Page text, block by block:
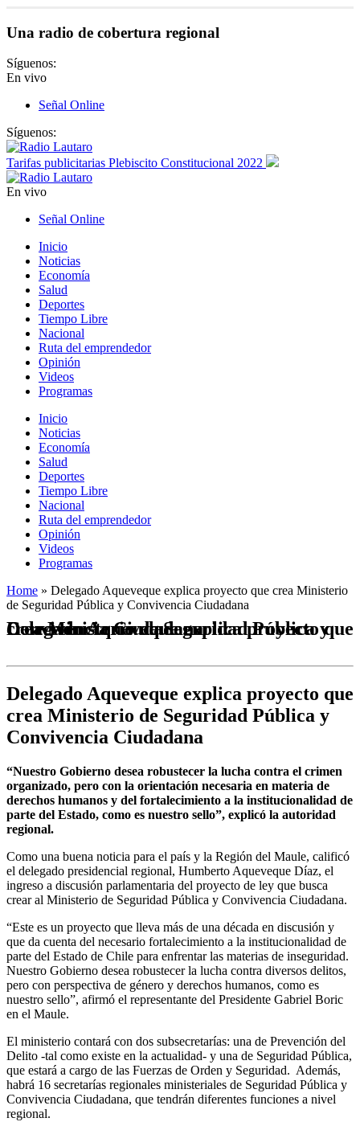
Una radio de cobertura regional
Síguenos:
En vivo
Señal Online
Síguenos:
Tarifas publicitarias Plebiscito Constitucional 2022
En vivo
Señal Online
Inicio
Noticias
Economía
Salud
Deportes
Tiempo Libre
Nacional
Ruta del emprendedor
Opinión
Videos
Programas
Inicio
Noticias
Economía
Salud
Deportes
Tiempo Libre
Nacional
Ruta del emprendedor
Opinión
Videos
Programas
Home » Delegado Aqueveque explica proyecto que crea Ministerio
de Seguridad Pública y Convivencia Ciudadana
Delegado Aqueveque explica proyecto que crea Ministerio de Seguridad Pública y Convivencia Ciudadana
Delegado Aqueveque explica proyecto que
crea Ministerio de Seguridad Pública y
Convivencia Ciudadana
“Nuestro Gobierno desea robustecer la lucha contra el crimen
organizado, pero con la orientación necesaria en materia de
derechos humanos y del fortalecimiento a la institucionalidad de
parte del Estado, como es nuestro sello”, explicó la autoridad
regional.
Como una buena noticia para el país y la Región del Maule, calificó
el delegado presidencial regional, Humberto Aqueveque Díaz, el
ingreso a discusión parlamentaria del proyecto de ley que busca
crear al Ministerio de Seguridad Pública y Convivencia Ciudadana.
“Este es un proyecto que lleva más de una década en discusión y
que da cuenta del necesario fortalecimiento a la institucionalidad de
parte del Estado de Chile para enfrentar las materias de inseguridad.
Nuestro Gobierno desea robustecer la lucha contra diversos delitos,
pero con perspectiva de género y derechos humanos, como es
nuestro sello”, afirmó el representante del Presidente Gabriel Boric
en el Maule.
El ministerio contará con dos subsecretarías: una de Prevención del
Delito -tal como existe en la actualidad- y una de Seguridad Pública,
que estará a cargo de las Fuerzas de Orden y Seguridad. Además,
habrá 16 secretarías regionales ministeriales de Seguridad Pública y
Convivencia Ciudadana, que tendrán diferentes funciones a nivel
regional.